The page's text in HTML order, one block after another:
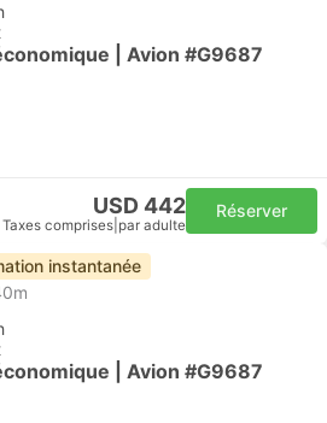
| Avion #G9687
USD 442
Taxes comprises par adulte
Réserver
instantanée
| Avion #G9687